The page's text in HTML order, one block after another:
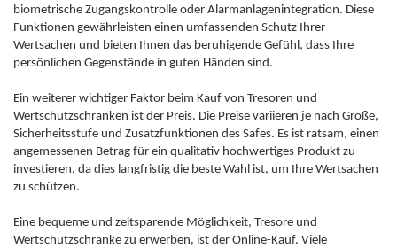
biometrische Zugangskontrolle oder Alarmanlagenintegration. Diese
Funktionen gewährleisten einen umfassenden Schutz Ihrer
Wertsachen und bieten Ihnen das beruhigende Gefühl, dass Ihre
persönlichen Gegenstände in guten Händen sind.
Ein weiterer wichtiger Faktor beim Kauf von Tresoren und
Wertschutzschränken ist der Preis. Die Preise variieren je nach Größe,
Sicherheitsstufe und Zusatzfunktionen des Safes. Es ist ratsam, einen
angemessenen Betrag für ein qualitativ hochwertiges Produkt zu
investieren, da dies langfristig die beste Wahl ist, um Ihre Wertsachen
zu schützen.
Eine bequeme und zeitsparende Möglichkeit, Tresore und
Wertschutzschränke zu erwerben, ist der Online-Kauf. Viele